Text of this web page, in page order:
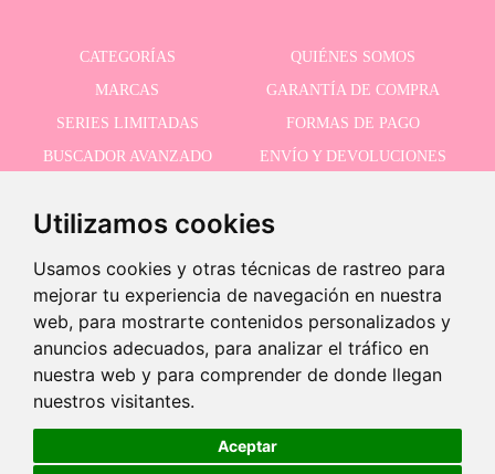
Utilizamos cookies
Usamos cookies y otras técnicas de rastreo para
mejorar tu experiencia de navegación en nuestra
web, para mostrarte contenidos personalizados y
anuncios adecuados, para analizar el tráfico en
nuestra web y para comprender de donde llegan
nuestros visitantes.
Aceptar
¡Últimas unidades!
5,95 € +
-
CATEGORÍAS
QUIÉNES SOMOS
MARCAS
GARANTÍA DE COMPRA
SERIES LIMITADAS
FORMAS DE PAGO
BUSCADOR AVANZADO
ENVÍO Y DEVOLUCIONES
RECIBE NUESTRAS ÚLTIMAS NOVEDADES
Acepto la política de privacidad